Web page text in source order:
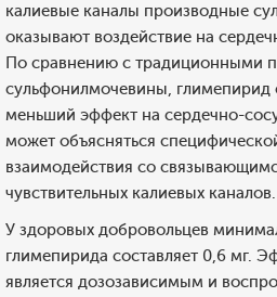
калиевые каналы производные
оказывают воздействие на
По сравнению с традиционными
сульфонилмочевины, глимепирид
меньший эффект на сердечно-
может объясняться
взаимодействия со
чувствительных калиевых каналов.
У здоровых добровольцев
глимепирида составляет 0,6 мг.
является дозозависимым и